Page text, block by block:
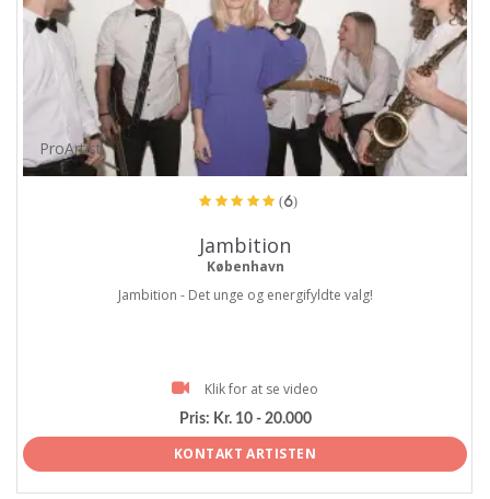
ProArtist
(6)
Jambition
København
Jambition - Det unge og energifyldte valg!
Klik for at se video
Pris: Kr. 10 - 20.000
KONTAKT ARTISTEN